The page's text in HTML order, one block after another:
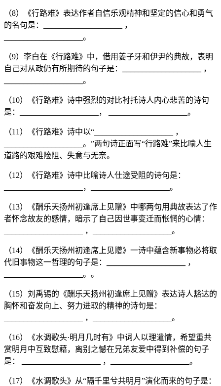
（8）《行路难》表达作者自信乐观精神和坚定的信心和勇气
的名句是：
，
。
（9）李白在《行路难》中，借用姜子牙和伊尹的典故，表明
自己对从政仍有所期待的句子是：
，
。
（10）《行路难》诗中强烈的对比衬托诗人内心悲苦的诗句
是：
， 。
（11）《行路难》诗中以“
，
。”两句诗正面写“行路难”来比喻人生
道路的艰难险阻、失意与无奈。
（12）《行路难》诗中比喻诗人仕途受阻的诗句是：
， 。
（13）《酬乐天扬州初逢席上见赠》中哪两句用典故表达了作
者怀念故友的感情，暗示了自己因世事变迁而怅惘的心情：
， 。
（14）《酬乐天扬州初逢席上见赠》一诗中蕴含新事物必将取
代旧事物这一哲理的句子是：
，
。。
（15）刘禹锡的《酬乐天扬州初逢席上见赠》表达诗人豁达的
胸怀和奋发向上、努力进取的精神的诗句是：
， 。
（16）《水调歌头·明月几时有》中词人以理遣情，希望重共
赏明月中互致慰藉，离别之憾在兄弟友爱中得到补偿的句子
是：
， 。
（17）《水调歌头》从“隔千里兮共明月”演化而来的句子是：